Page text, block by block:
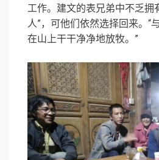
工作。建文的表兄弟中不乏拥
人”，可他们依然选择回来。“
在山上干干净净地放牧。”